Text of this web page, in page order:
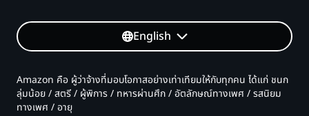
English
Amazon คือ ผู้ว่าจ้างที่มอบโอกาสอย่างเท่าเทียมให้กับทุกคน ได้แก่ ชนก
ลุ่มน้อย / สตรี / ผู้พิการ / ทหารผ่านศึก / อัตลักษณ์ทางเพศ / รสนิยม
ทางเพศ / อายุ